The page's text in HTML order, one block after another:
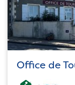
Office de